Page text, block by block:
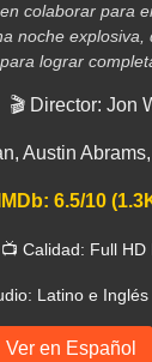
colaborar para
noche
lograr
🎬 Director: Jon
Austin
6.5/10
📺 Calidad: Full HD
Latino e
Ver en Español